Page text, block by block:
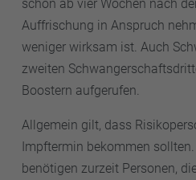
schon ab vier Wochen nach
Auffrischung in Anspruch
weniger wirksam ist. Auch
zweiten
Boostern aufgerufen.
Allgemein gilt, dass
Impftermin bekommen
benötigen zurzeit Personen,